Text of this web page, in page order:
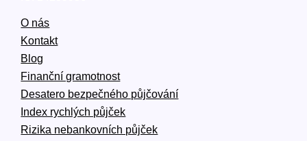
O nás
Kontakt
Blog
Finanční gramotnost
Desatero bezpečného půjčování
Index rychlých půjček
Rizika nebankovních půjček